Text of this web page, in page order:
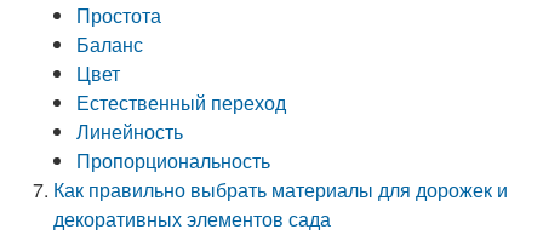
Простота
Баланс
Цвет
Естественный переход
Линейность
Пропорциональность
Как правильно выбрать материалы для дорожек и
декоративных элементов сада